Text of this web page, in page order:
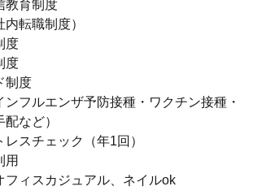
教育制度
内転職制度）
度
度
制度
ンフルエンザ予防接種・ワクチン接種・
など）
レスチェック（年1回）
用
フィスカジュアル、ネイルok